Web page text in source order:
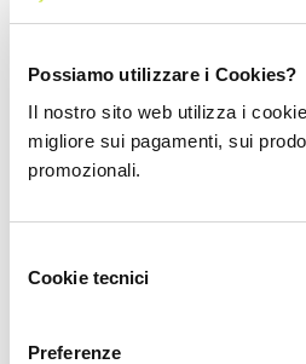
Possiamo utilizzare i Cookies?
Il nostro sito web utilizza i
migliore sui pagamenti, sui
promozionali.
delCookie tecnici
Preferenze
dell’ambiente. Questo rafforza il